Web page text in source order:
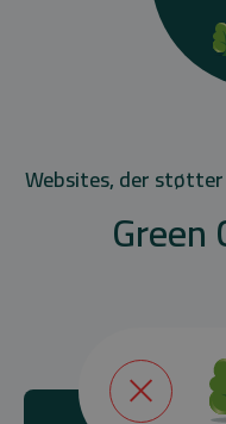
Websites, der